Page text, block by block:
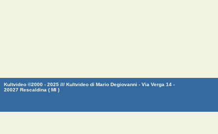
Kultvideo ©2000 - 2025 /// Kultvideo di Mario Degiovanni - Via Verga 14 -
20027 Rescaldina ( MI )